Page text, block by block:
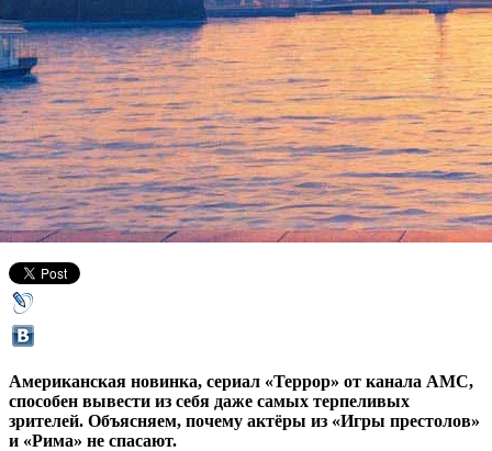
Сквозь арктический лёд: На
чём поскользнулся сериал
«Террор»
09 января 2020,11:42 Версия для печати
Американская новинка, сериал «Террор» от канала AMC,
способен вывести из себя даже самых терпеливых
зрителей. Объясняем, почему актёры из «Игры престолов»
и «Рима» не спасают.